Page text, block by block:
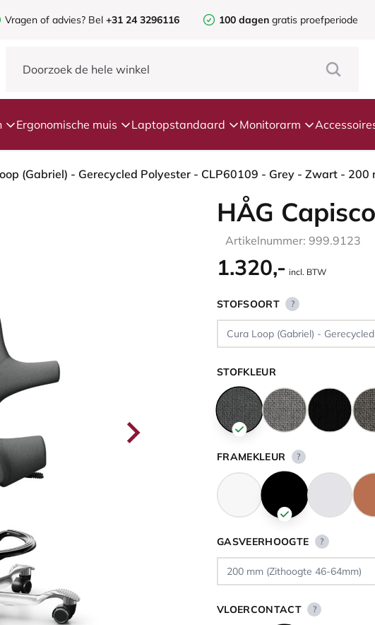
Vragen of advies? Bel +31 24 3296116 100 dagen gratis proefperiode
Ergonomische muis Laptopstandaard Monitorarm
HÅG
Artikelnummer: 999.9123
1.320,- incl. BTW
STOFSOORT ?
STOFKLEUR
FRAMEKLEUR ?
GASVEERHOOGTE ?
VLOERCONTACT ?